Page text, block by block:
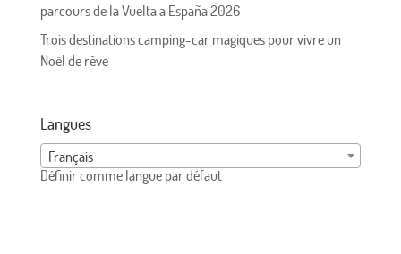
parcours de la Vuelta a España 2026
Trois destinations camping-car magiques pour vivre un
Noël de rêve
Langues
Français
Définir comme langue par défaut